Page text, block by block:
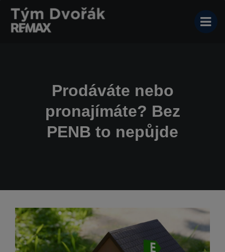
Prodáváte nebo
pronajímáte? Bez
PENB to nepůjde